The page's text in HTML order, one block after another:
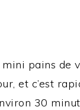
mini pains de
et c’est
30